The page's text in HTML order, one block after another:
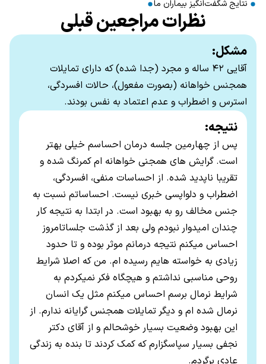
نتایج شگفت‌انگیز بیماران ما
نظرات مراجعین قبلی
مشکل:
آقایی ۴۲ ساله و مجرد (جدا شده) که دارای تمایلات
همجنس خواهانه (بصورت مفعول)، حالات افسردگی،
استرس و اضطراب و عدم اعتماد به نفس بودند.
نتیجه:
پس از چهارمین جلسه درمان احساسم خیلی بهتر
است. گرایش های همجنی خواهانه ام کمرنگ شده و
تقریبا ناپدید شده. از احساسات منفی، افسردگی،
اضطراب و دلواپسی خبری نیست. احساساتم نسبت به
جنس مخالف رو به بهبود است. در ابتدا به نتیجه کار
چندان امیدوار نبودم ولی بعد از گذشت جلساتامروز
احساس میکنم نتیجه درمانم موثر بوده و تا حدود
زیادی به خواسته هایم رسیده ام. من که اصلا شرایط
روحی مناسبی نداشتم و هیچگاه فکر نمیکردم به
شرایط نرمال برسم احساس میکنم مثل یک انسان
نرمال شده ام و دیگر تمایلات همجنس گرایانه ندارم. از
این بهبود وضعیت بسیار خوشحالم و از آقای دکتر
نجفی بسیار سپاسگزارم که کمک کردند تا بنده به زندگی
عادی برگردم.